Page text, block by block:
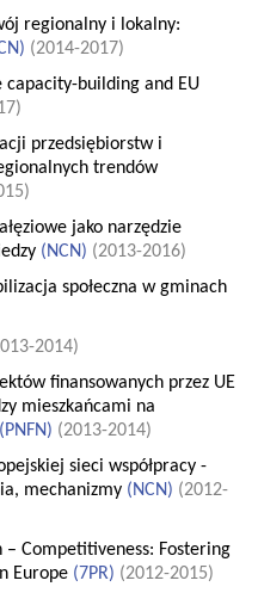
regionalny i lokalny:
) (2014-2017)
capacity-building and EU
przedsiębiorstw i
trendów
jako narzędzie
(NCN) (2013-2016)
społeczna w gminach
2014)
finansowanych przez UE
mieszkańcami na
(PNFN) (2013-2014)
sieci współpracy -
mechanizmy (NCN) (2012-
– Competitiveness: Fostering
Europe (7PR) (2012-2015)